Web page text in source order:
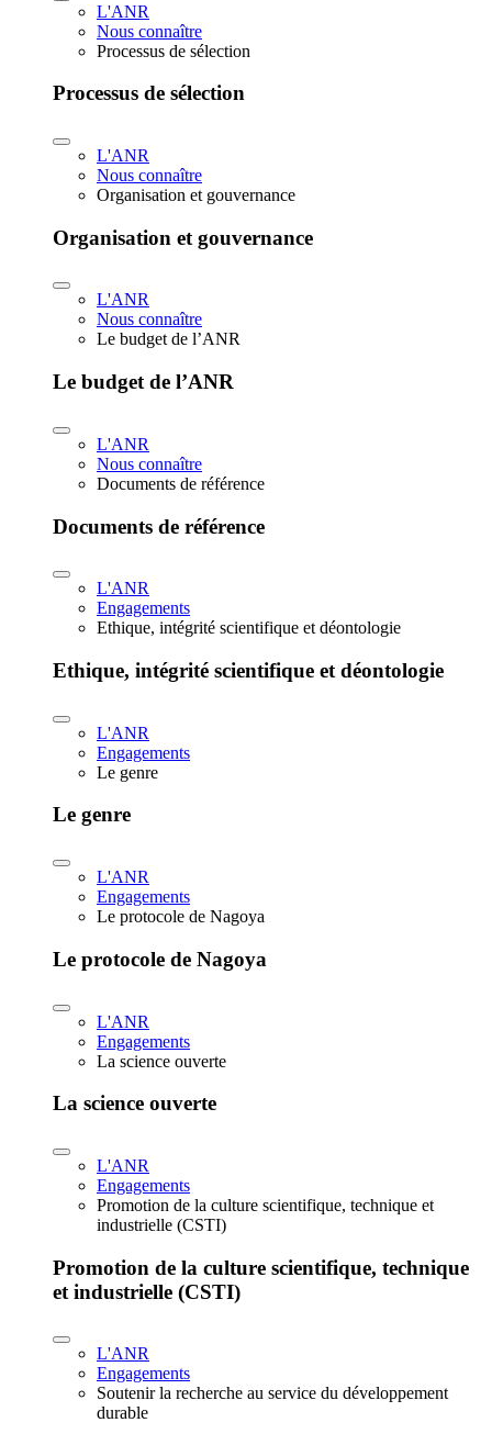
L'ANR
Nous connaître
Processus de sélection
Processus de sélection
L'ANR
Nous connaître
Organisation et gouvernance
Organisation et gouvernance
L'ANR
Nous connaître
Le budget de l’ANR
Le budget de l’ANR
L'ANR
Nous connaître
Documents de référence
Documents de référence
L'ANR
Engagements
Ethique, intégrité scientifique et déontologie
Ethique, intégrité scientifique et déontologie
L'ANR
Engagements
Le genre
Le genre
L'ANR
Engagements
Le protocole de Nagoya
Le protocole de Nagoya
L'ANR
Engagements
La science ouverte
La science ouverte
L'ANR
Engagements
Promotion de la culture scientifique, technique et
industrielle (CSTI)
Promotion de la culture scientifique, technique
et industrielle (CSTI)
L'ANR
Engagements
Soutenir la recherche au service du développement
durable